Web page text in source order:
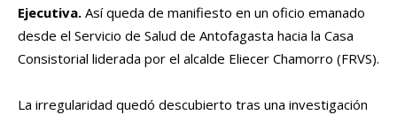
Ejecutiva. Así queda de manifiesto en un oficio emanado
desde el Servicio de Salud de Antofagasta hacia la Casa
Consistorial liderada por el alcalde Eliecer Chamorro (FRVS).
La irregularidad quedó descubierto tras una investigación